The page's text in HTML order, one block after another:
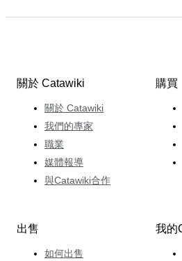
關於 Catawiki
關於 Catawiki
我們的專家
職業
媒體報導
與Catawiki合作
購買
出售
如何出售
我的